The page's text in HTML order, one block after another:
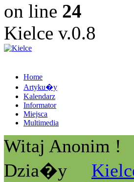
on line 24
Kielce v.0.8
Home
Artyku�y
Kalendarz
Informator
Miejsca
Multimedia
Witaj Anonim !
Dzia�y